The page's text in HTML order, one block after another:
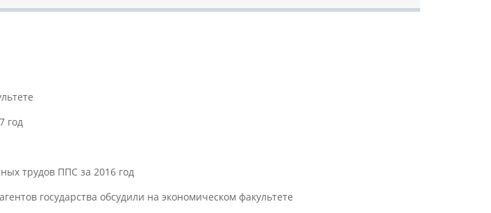
год
трудов ППС за 2016 год
государства обсудили на экономическом факультете